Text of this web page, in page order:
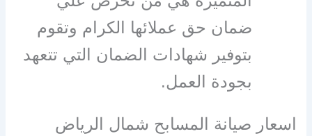
ضمان حق عملائها الكرام وتقوم
بتوفير شهادات الضمان التي تتعهد
بجودة العمل.
اسعار صيانة المسابح شمال الرياض